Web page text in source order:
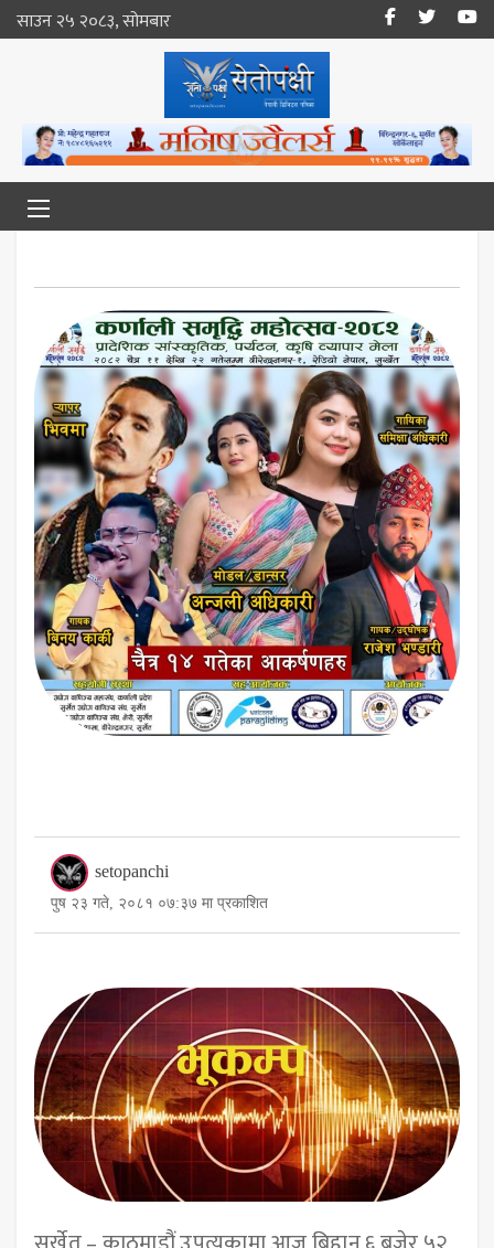
साउन २५ २०८३, सोमबार
setopanchi
पुष २३ गते, २०८१ ०७:३७ मा प्रकाशित